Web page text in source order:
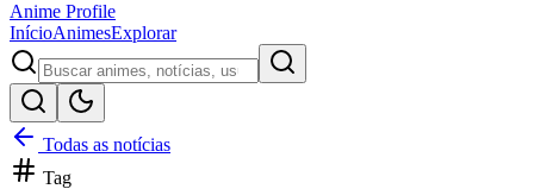
Anime Profile
InícioAnimesExplorar
Todas as notícias
Tag